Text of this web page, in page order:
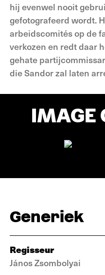
hij evenwel nooit
gefotografeerd wordt.
arbeidscomités op de
verkozen en redt daar
gehate
die Sandor zal laten
IMAGE
Generiek
Regisseur
János Zsombolyai